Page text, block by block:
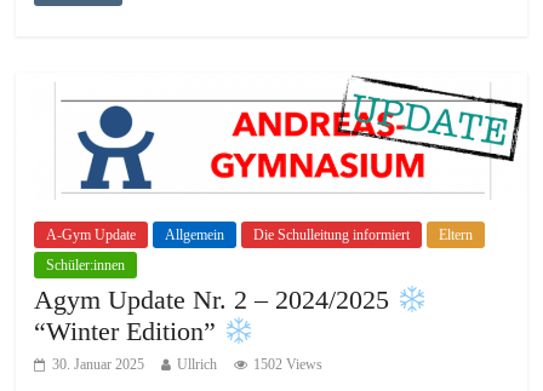
A-Gym Update Allgemein Die Schulleitung informiert
Eltern
Schüler:innen
Agym Update Nr. 2 – 2024/2025
“Winter Edition”
30. Januar 2025 Ullrich 1502 Views